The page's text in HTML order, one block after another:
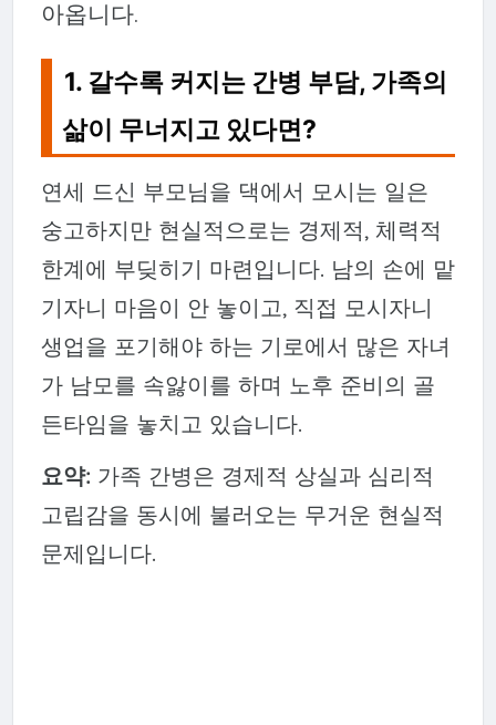
아옵니다.
1. 갈수록 커지는 간병 부담, 가족의
삶이 무너지고 있다면?
연세 드신 부모님을 댁에서 모시는 일은
숭고하지만 현실적으로는 경제적, 체력적
한계에 부딪히기 마련입니다. 남의 손에 맡
기자니 마음이 안 놓이고, 직접 모시자니
생업을 포기해야 하는 기로에서 많은 자녀
가 남모를 속앓이를 하며 노후 준비의 골
든타임을 놓치고 있습니다.
요약: 가족 간병은 경제적 상실과 심리적
고립감을 동시에 불러오는 무거운 현실적
문제입니다.